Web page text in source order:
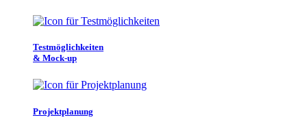
Testmöglichkeiten
& Mock-up
Projektplanung